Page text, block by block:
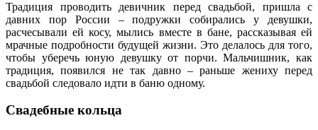
Традиция проводить девичник перед свадьбой, пришла с
давних пор России – подружки собирались у девушки,
расчесывали ей косу, мылись вместе в бане, рассказывая ей
мрачные подробности будущей жизни. Это делалось для того,
чтобы уберечь юную девушку от порчи. Мальчишник, как
традиция, появился не так давно – раньше жениху перед
свадьбой следовало идти в баню одному.
Свадебные кольца